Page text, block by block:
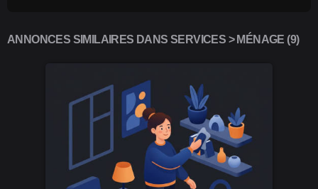
ANNONCES SIMILAIRES DANS SERVICES > MÉNAGE (9)